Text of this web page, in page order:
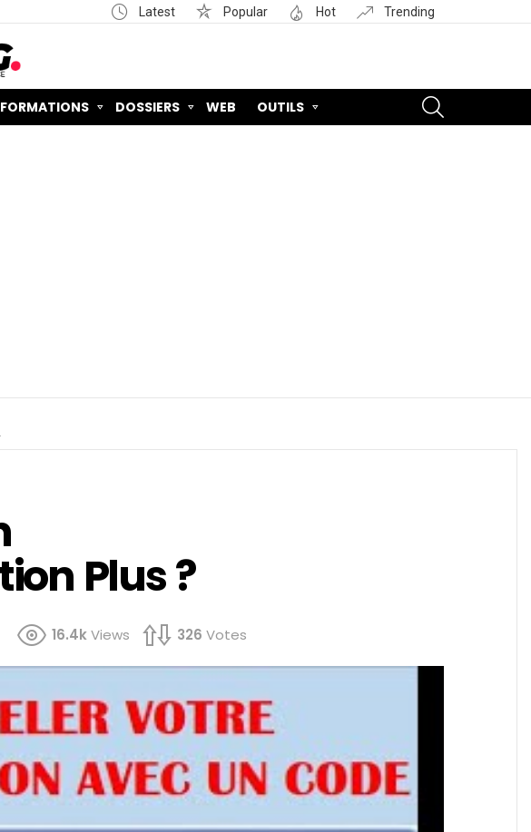
Latest Popular Hot Trending
DOSSIERS WEB OUTILS
Plus ?
16.4kViews 326 Votes